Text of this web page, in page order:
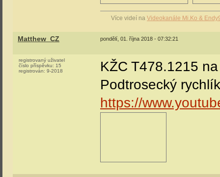
Více videí na Videokanále Mi.Ko &
Matthew_CZ pondělí, 01. října 2018 - 07:32:21
registrovaný uživatel
číslo příspěvku: 15
registrován: 9-2018
KŽC T478.1215
Podtrosecký
https://